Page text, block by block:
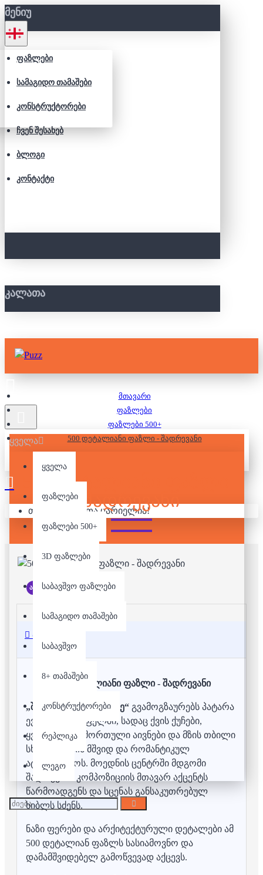
ᲛᲔᲜᲘᲣ
ᲤᲐᲖᲚᲔᲑᲘ
ᲡᲐᲛᲐᲒᲘᲓᲝ ᲗᲐᲛᲐᲨᲔᲑᲘ
ᲙᲝᲜᲡᲢᲠᲣᲥᲢᲝᲠᲔᲑᲘ
ᲩᲕᲔᲜ ᲨᲔᲡᲐᲮᲔᲑ
ᲑᲚᲝᲒᲘ
ᲙᲝᲜᲢᲐᲥᲢᲘ
ᲙᲐᲚᲐᲗᲐ
ყველა
ყველა
ფაზლები
ფაზლები 500+
3D ფაზლები
საბავშვო ფაზლები
სამაგიდო თამაშები
საბავშვო
8+ თამაშები
კონსტრუქტორები
რეპლიკა
ლეგო
თქვენი კალათა ცარიელია!
მთავარი
ფაზლები
ფაზლები 500+
500 დეტალიანი ფაზლი - შადრევანი
500 ᲓᲔᲢᲐᲚᲘᲐᲜᲘ ᲤᲐᲖᲚᲘ -
ᲨᲐᲓᲠᲔᲕᲐᲜᲘ
არ არის მარაგში
აღწერა
500 დეტალიანი ფაზლი - შადრევანი
„შადრევანი მოედანზე“ გვამოგზაურებს პატარა
ევროპულ სოფელში, სადაც ქვის ქუჩები,
ყვავილებით მორთული აივნები და მზის თბილი
სხივები ქმნის მშვიდ და რომანტიკულ
ატმოსფეროს. მოედნის ცენტრში მდგომი
შადრევანი კომპოზიციის მთავარ აქცენტს
წარმოადგენს და სცენას განსაკუთრებულ
ხიბლს სძენს.
ნაზი ფერები და არქიტექტურული დეტალები ამ
500 დეტალიან ფაზლს სასიამოვნო და
დამამშვიდებელ გამოწვევად აქცევს.